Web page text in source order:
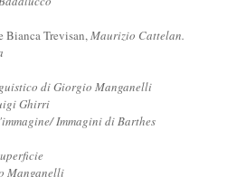
Bianca Trevisan,Maurizio Cattelan.
di Giorgio Manganelli
Ghirri
Immagini di Barthes
Manganelli